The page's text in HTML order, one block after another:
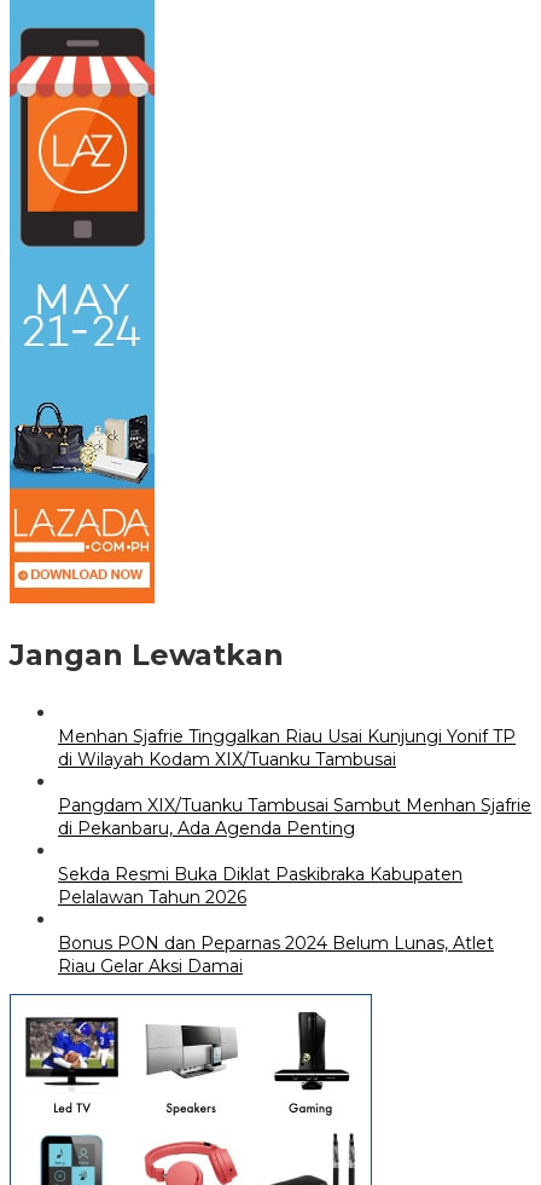
Jangan Lewatkan
Menhan Sjafrie Tinggalkan Riau Usai Kunjungi Yonif TP
di Wilayah Kodam XIX/Tuanku Tambusai
Pangdam XIX/Tuanku Tambusai Sambut Menhan Sjafrie
di Pekanbaru, Ada Agenda Penting
Sekda Resmi Buka Diklat Paskibraka Kabupaten
Pelalawan Tahun 2026
Bonus PON dan Peparnas 2024 Belum Lunas, Atlet
Riau Gelar Aksi Damai